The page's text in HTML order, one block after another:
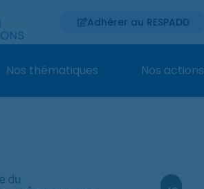
Adhérer au RESPADD
Nos thématiques Nos actions